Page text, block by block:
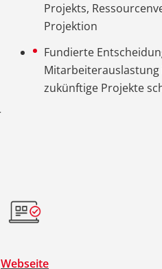
Projekts,
Projektion
Fundierte
zukünftige Projekte
Webseite